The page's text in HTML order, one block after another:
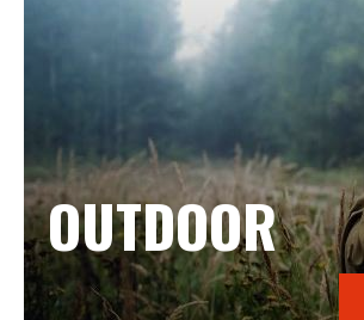
OUTDOOR